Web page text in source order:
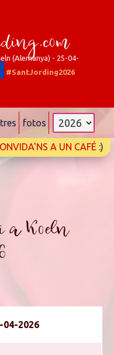
(Alemanya) - 25-04-
#SantJording2026
fotos
A UN CAFÉ :)
a Koeln
04-2026